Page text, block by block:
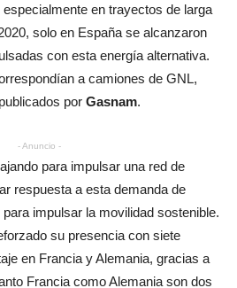
especialmente en trayectos de larga
solo en España se alcanzaron
con esta energía alternativa.
a camiones de GNL,
por Gasnam.
- Anuncio -
para impulsar una red de
respuesta a esta demanda de
impulsar la movilidad sostenible.
su presencia con siete
en Francia y Alemania, gracias a
Francia como Alemania son dos